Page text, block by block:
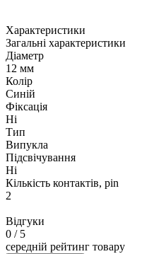
Характеристики
Загальні характеристики
Діаметр
12 мм
Колір
Синій
Фіксація
Ні
Тип
Випукла
Підсвічування
Ні
Кількість контактів, pin
2
Відгуки
0 / 5
середній рейтинг товару